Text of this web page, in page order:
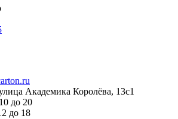
Академика Королёва, 13с1
до 20
до 18